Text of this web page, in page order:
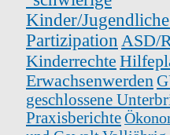
Kinder/
Partizipation ASD/
Kinderrechte
Erwachsenwerden
geschlossene
Praxisberichte